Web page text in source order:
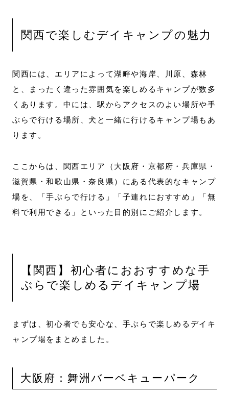
関西で楽しむデイキャンプの魅力
関西には、エリアによって湖畔や海岸、川原、森林
と、まったく違った雰囲気を楽しめるキャンプが数多
くあります。中には、駅からアクセスのよい場所や手
ぶらで行ける場所、犬と一緒に行けるキャンプ場もあ
ります。
ここからは、関西エリア（大阪府・京都府・兵庫県・
滋賀県・和歌山県・奈良県）にある代表的なキャンプ
場を、「手ぶらで行ける」「子連れにおすすめ」「無
料で利用できる」といった目的別にご紹介します。
【関西】初心者におおすすめな手
ぶらで楽しめるデイキャンプ場
まずは、初心者でも安心な、手ぶらで楽しめるデイキ
ャンプ場をまとめました。
大阪府：舞洲バーベキューパーク